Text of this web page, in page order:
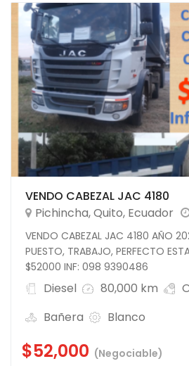
VENDO CABEZAL JAC 4180
Pichincha,Quito, Ecuador
VENDO CABEZAL JAC 4180 AÑO
PUESTO, TRABAJO, PERFECTO
$52000 INF: 098 9390486
Diesel 80,000 km
Bañera
Blanco
$52,000 (Negociable)